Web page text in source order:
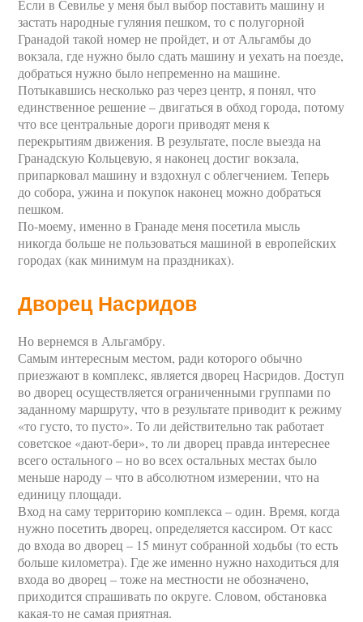
Если в Севилье у меня был выбор поставить машину и
застать народные гуляния пешком, то с полугорной
Гранадой такой номер не пройдет, и от Альгамбы до
вокзала, где нужно было сдать машину и уехать на поезде,
добраться нужно было непременно на машине.
Потыкавшись несколько раз через центр, я понял, что
единственное решение – двигаться в обход города, потому
что все центральные дороги приводят меня к
перекрытиям движения. В результате, после выезда на
Гранадскую Кольцевую, я наконец достиг вокзала,
припарковал машину и вздохнул с облегчением. Теперь
до собора, ужина и покупок наконец можно добраться
пешком.
По-моему, именно в Гранаде меня посетила мысль
никогда больше не пользоваться машиной в европейских
городах (как минимум на праздниках).
Дворец Насридов
Но вернемся в Альгамбру.
Самым интересным местом, ради которого обычно
приезжают в комплекс, является дворец Насридов. Доступ
во дворец осуществляется ограниченными группами по
заданному маршруту, что в результате приводит к режиму
«то густо, то пусто». То ли действительно так работает
советское «дают-бери», то ли дворец правда интереснее
всего остального – но во всех остальных местах было
меньше народу – что в абсолютном измерении, что на
единицу площади.
Вход на саму территорию комплекса – один. Время, когда
нужно посетить дворец, определяется кассиром. От касс
до входа во дворец – 15 минут собранной ходьбы (то есть
больше километра). Где же именно нужно находиться для
входа во дворец – тоже на местности не обозначено,
приходится спрашивать по округе. Словом, обстановка
какая-то не самая приятная.